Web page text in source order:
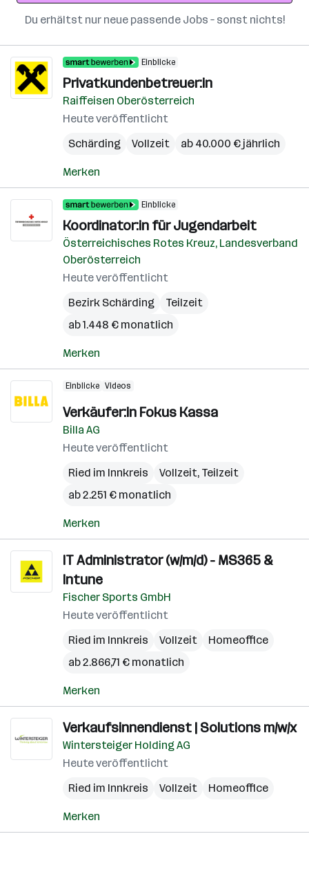
Du erhältst nur neue passende Jobs – sonst nichts!
Einblicke
Privatkundenbetreuer:in
Raiffeisen Oberösterreich
Heute veröffentlicht
Schärding
Vollzeit ab 40.000 € jährlich
Merken
Einblicke
Koordinator:in für Jugendarbeit
Österreichisches Rotes Kreuz, Landesverband
Oberösterreich
Heute veröffentlicht
Bezirk Schärding
Teilzeit
ab 1.448 € monatlich
Merken
Einblicke Videos
Verkäufer:in Fokus Kassa
Billa AG
Heute veröffentlicht
Ried im Innkreis
Vollzeit, Teilzeit
ab 2.251 € monatlich
Merken
IT Administrator (w/m/d) - MS365 &
Intune
Fischer Sports GmbH
Heute veröffentlicht
Ried im Innkreis
Vollzeit
Homeoffice
ab 2.866,71 € monatlich
Merken
Verkaufsinnendienst | Solutions m/w/x
Wintersteiger Holding AG
Heute veröffentlicht
Ried im Innkreis
Vollzeit Homeoffice
Merken